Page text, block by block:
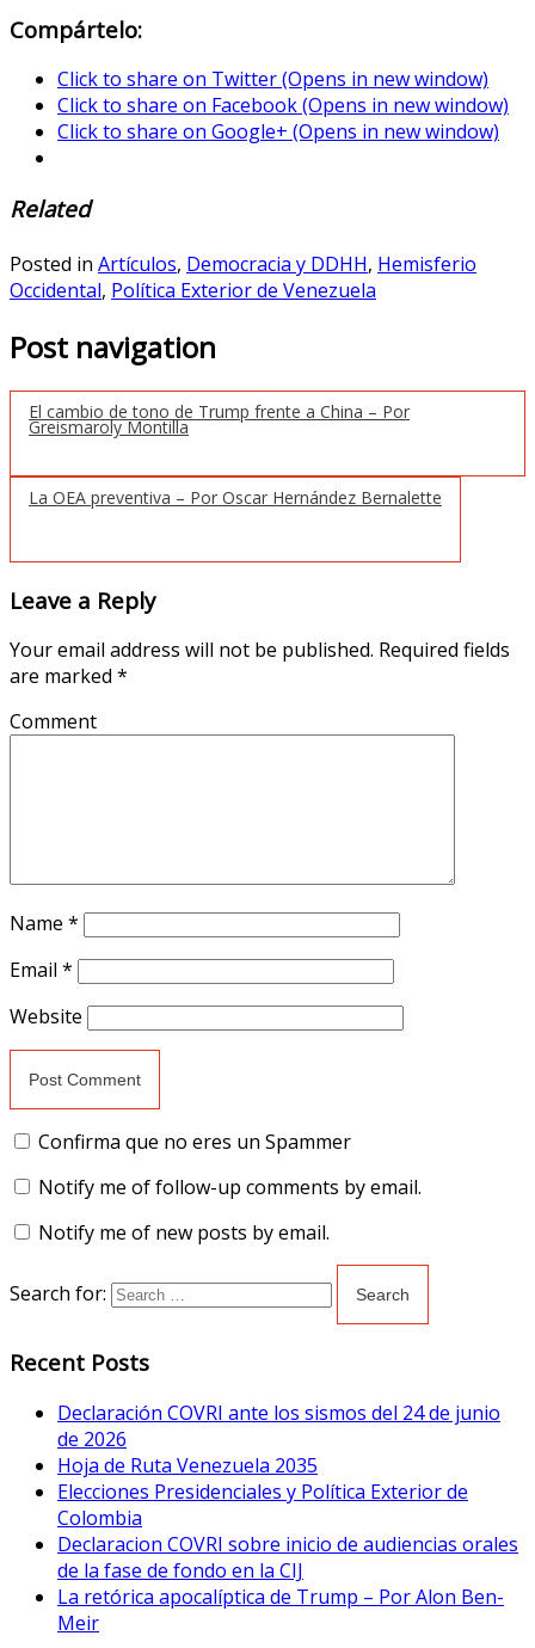
Compártelo:
Click to share on Twitter (Opens in new window)
Click to share on Facebook (Opens in new window)
Click to share on Google+ (Opens in new window)
Related
Posted in Artículos, Democracia y DDHH, Hemisferio
Occidental, Política Exterior de Venezuela
Post navigation
El cambio de tono de Trump frente a China – Por
Greismaroly Montilla
La OEA preventiva – Por Oscar Hernández Bernalette
Leave a Reply
Your email address will not be published. Required fields
are marked *
Comment
Name *
Email *
Website
Confirma que no eres un Spammer
Notify me of follow-up comments by email.
Notify me of new posts by email.
Search for:
Recent Posts
Declaración COVRI ante los sismos del 24 de junio
de 2026
Hoja de Ruta Venezuela 2035
Elecciones Presidenciales y Política Exterior de
Colombia
Declaracion COVRI sobre inicio de audiencias orales
de la fase de fondo en la CIJ
La retórica apocalíptica de Trump – Por Alon Ben-
Meir